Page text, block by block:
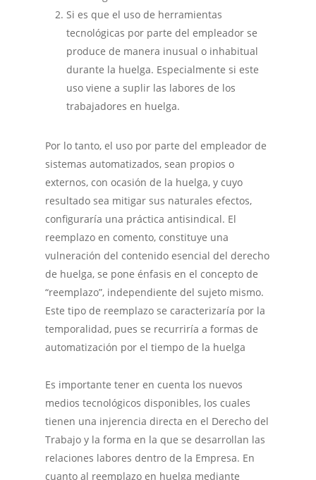
Si es que el uso de herramientas
tecnológicas por parte del empleador se
produce de manera inusual o inhabitual
durante la huelga. Especialmente si este
uso viene a suplir las labores de los
trabajadores en huelga.
Por lo tanto, el uso por parte del empleador de
sistemas automatizados, sean propios o
externos, con ocasión de la huelga, y cuyo
resultado sea mitigar sus naturales efectos,
configuraría una práctica antisindical. El
reemplazo en comento, constituye una
vulneración del contenido esencial del derecho
de huelga, se pone énfasis en el concepto de
“reemplazo”, independiente del sujeto mismo.
Este tipo de reemplazo se caracterizaría por la
temporalidad, pues se recurriría a formas de
automatización por el tiempo de la huelga
Es importante tener en cuenta los nuevos
medios tecnológicos disponibles, los cuales
tienen una injerencia directa en el Derecho del
Trabajo y la forma en la que se desarrollan las
relaciones labores dentro de la Empresa. En
cuanto al reemplazo en huelga mediante